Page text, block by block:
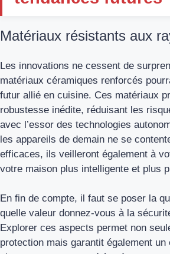
Matériaux résistants aux
Les innovations ne cessent de
matériaux céramiques renforcés
futur allié en cuisine. Ces matériaux
robustesse inédite, réduisant les
avec l’essor des technologies
les appareils de demain ne se
efficaces, ils veilleront également à
votre maison plus intelligente et plus
En fin de compte, il faut se poser la
quelle valeur donnez-vous à la
Explorer ces aspects permet non
protection mais garantit également un